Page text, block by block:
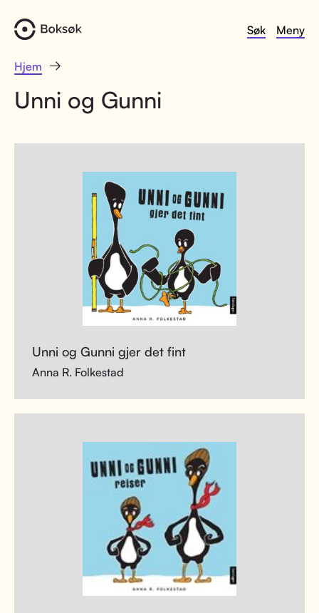
Søk Meny
Hjem
Unni og Gunni
Unni og Gunni gjer det fint
Anna R. Folkestad